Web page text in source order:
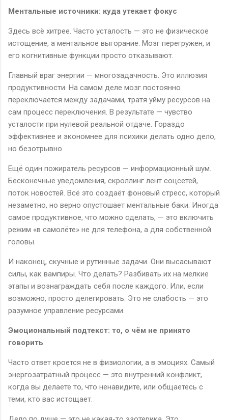
Ментальные источники: куда утекает фокус
Здесь всё хитрее. Часто усталость — это не физическое
истощение, а ментальное выгорание. Мозг перегружен, и
его когнитивные функции просто отказывают.
Главный враг энергии — многозадачность. Это иллюзия
продуктивности. На самом деле мозг постоянно
переключается между задачами, тратя уйму ресурсов на
сам процесс переключения. В результате — чувство
усталости при нулевой реальной отдаче. Гораздо
эффективнее и экономнее для психики делать одно дело,
но безотрывно.
Ещё один пожиратель ресурсов — информационный шум.
Бесконечные уведомления, скроллинг лент соцсетей,
поток новостей. Всё это создаёт фоновый стресс, который
незаметно, но верно опустошает ментальные баки. Иногда
самое продуктивное, что можно сделать, — это включить
режим «в самолёте» не для телефона, а для собственной
головы.
И наконец, скучные и рутинные задачи. Они высасывают
силы, как вампиры. Что делать? Разбивать их на мелкие
этапы и вознаграждать себя после каждого. Или, если
возможно, просто делегировать. Это не слабость — это
разумное управление ресурсами.
Эмоциональный подтекст: то, о чём не принято
говорить
Часто ответ кроется не в физиологии, а в эмоциях. Самый
энергозатратный процесс — это внутренний конфликт,
когда вы делаете то, что ненавидите, или общаетесь с
теми, кто вас истощает.